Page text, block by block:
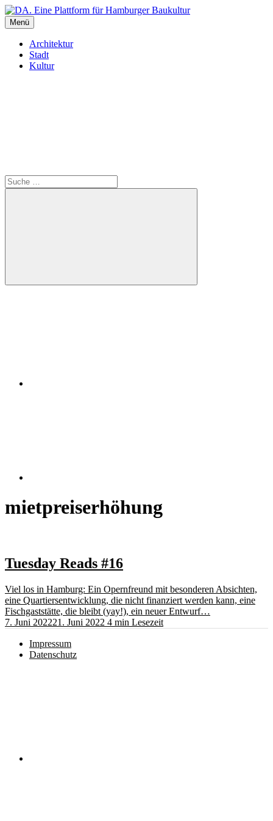
Inhalte
überspringen
DA. Eine Plattform für Hamburger Baukultur
Menü
Architektur
Stadt
Kultur
mietpreiserhöhung
Tuesday Reads #16
Viel los in Hamburg: Ein Opernfreund mit besonderen Absichten,
eine Quartiersentwicklung, die nicht finanziert werden kann, eine
Fischgaststätte, die bleibt (yay!), ein neuer Entwurf…
7. Juni 202221. Juni 2022 4 min Lesezeit
Impressum
Datenschutz